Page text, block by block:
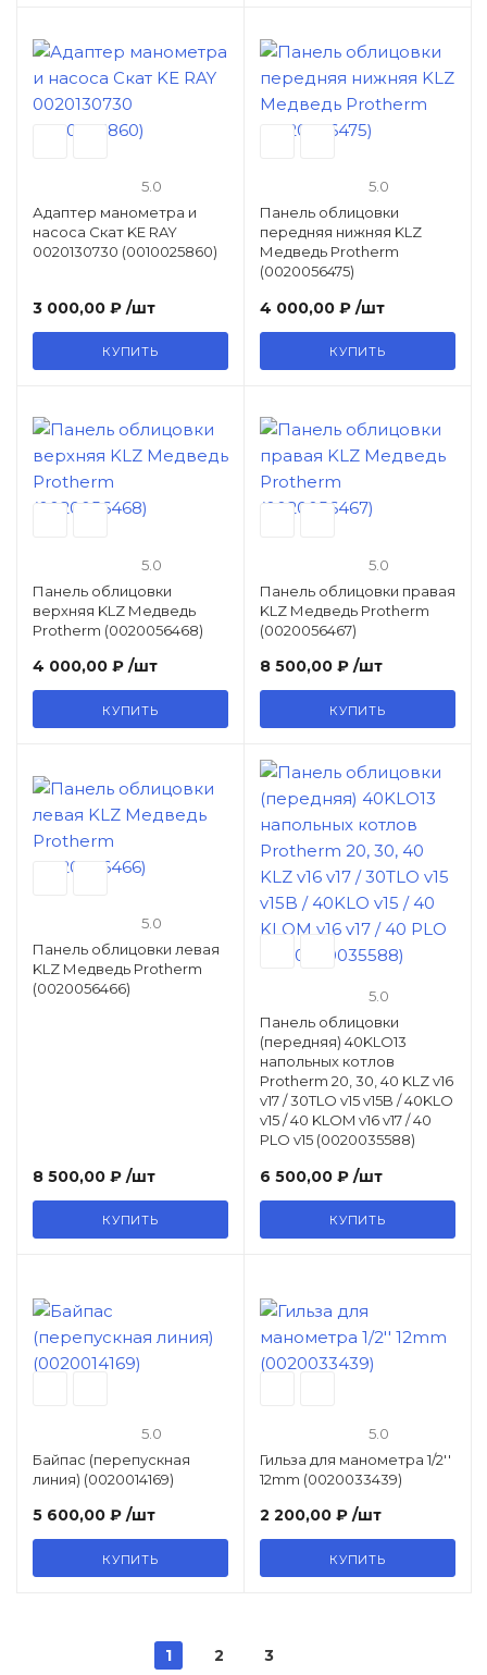
5.0
Адаптер манометра и
насоса Скат KE RAY
0020130730 (0010025860)
3 000,00 ₽ /шт
КУПИТЬ
5.0
Панель облицовки
передняя нижняя KLZ
Медведь Protherm
(0020056475)
4 000,00 ₽ /шт
КУПИТЬ
5.0
Панель облицовки
верхняя KLZ Медведь
Protherm (0020056468)
4 000,00 ₽ /шт
КУПИТЬ
5.0
Панель облицовки правая
KLZ Медведь Protherm
(0020056467)
8 500,00 ₽ /шт
КУПИТЬ
5.0
Панель облицовки левая
KLZ Медведь Protherm
(0020056466)
8 500,00 ₽ /шт
КУПИТЬ
5.0
Панель облицовки
(передняя) 40KLO13
напольных котлов
Protherm 20, 30, 40 KLZ v16
v17 / 30TLO v15 v15B / 40KLO
v15 / 40 KLOM v16 v17 / 40
PLO v15 (0020035588)
6 500,00 ₽ /шт
КУПИТЬ
5.0
Байпас (перепускная
линия) (0020014169)
5 600,00 ₽ /шт
КУПИТЬ
5.0
Гильза для манометра 1/2''
12mm (0020033439)
2 200,00 ₽ /шт
КУПИТЬ
1 2 3